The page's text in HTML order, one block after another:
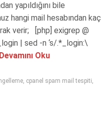
yapıldığını bile
hangi mail hesabından kaç
verir; [php] exigrep @
| sed -n ‘s/.*_login:\
Devamını Oku
, cpanel spam mail tespiti,